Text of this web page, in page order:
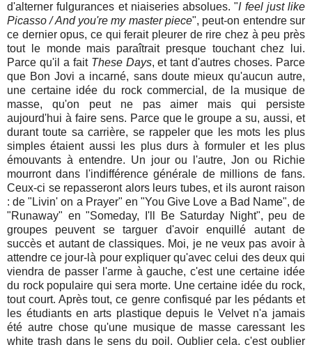
d'alterner fulgurances et niaiseries absolues. "I feel just like
Picasso / And you're my master piece", peut-on entendre sur
ce dernier opus, ce qui ferait pleurer de rire chez à peu près
tout le monde mais paraîtrait presque touchant chez lui.
Parce qu'il a fait These Days, et tant d'autres choses. Parce
que Bon Jovi a incarné, sans doute mieux qu'aucun autre,
une certaine idée du rock commercial, de la musique de
masse, qu'on peut ne pas aimer mais qui persiste
aujourd'hui à faire sens. Parce que le groupe a su, aussi, et
durant toute sa carrière, se rappeler que les mots les plus
simples étaient aussi les plus durs à formuler et les plus
émouvants à entendre. Un jour ou l'autre, Jon ou Richie
mourront dans l'indifférence générale de millions de fans.
Ceux-ci se repasseront alors leurs tubes, et ils auront raison
: de "Livin' on a Prayer" en "You Give Love a Bad Name", de
"Runaway" en "Someday, I'll Be Saturday Night", peu de
groupes peuvent se targuer d'avoir enquillé autant de
succès et autant de classiques. Moi, je ne veux pas avoir à
attendre ce jour-là pour expliquer qu'avec celui des deux qui
viendra de passer l'arme à gauche, c'est une certaine idée
du rock populaire qui sera morte. Une certaine idée du rock,
tout court. Après tout, ce genre confisqué par les pédants et
les étudiants en arts plastique depuis le Velvet n'a jamais
été autre chose qu'une musique de masse caressant les
white trash dans le sens du poil. Oublier cela, c'est oublier